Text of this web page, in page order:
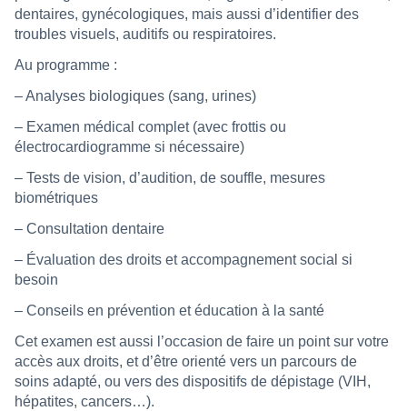
dentaires, gynécologiques, mais aussi d’identifier des
troubles visuels, auditifs ou respiratoires.
Au programme :
– Analyses biologiques (sang, urines)
– Examen médical complet (avec frottis ou
électrocardiogramme si nécessaire)
– Tests de vision, d’audition, de souffle, mesures
biométriques
– Consultation dentaire
– Évaluation des droits et accompagnement social si
besoin
– Conseils en prévention et éducation à la santé
Cet examen est aussi l’occasion de faire un point sur votre
accès aux droits, et d’être orienté vers un parcours de
soins adapté, ou vers des dispositifs de dépistage (VIH,
hépatites, cancers…).